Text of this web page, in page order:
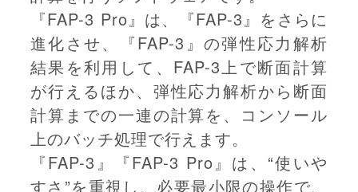
『FAP-3 Pro』は、『FAP-3』をさらに
進化させ、『FAP-3』の弾性応力解析
結果を利用して、FAP-3上で断面計算
が行えるほか、弾性応力解析から断面
計算までの一連の計算を、コンソール
上のバッチ処理で行えます。
『FAP-3』『FAP-3 Pro』は、“使いや
すさ”を重視し、必要最小限の操作で、